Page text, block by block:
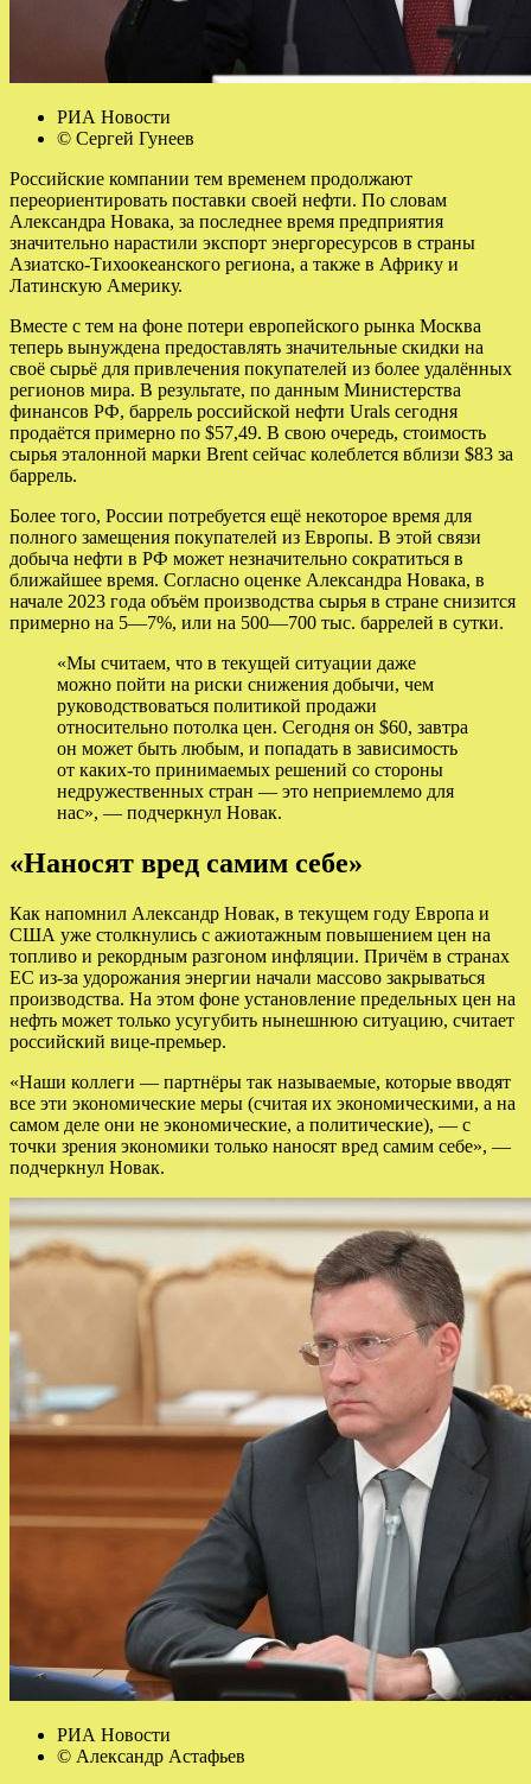
РИА Новости
© Сергей Гунеев
Российские компании тем временем продолжают
переориентировать поставки своей нефти. По словам
Александра Новака, за последнее время предприятия
значительно нарастили экспорт энергоресурсов в страны
Азиатско-Тихоокеанского региона, а также в Африку и
Латинскую Америку.
Вместе с тем на фоне потери европейского рынка Москва
теперь вынуждена предоставлять значительные скидки на
своё сырьё для привлечения покупателей из более удалённых
регионов мира. В результате, по данным Министерства
финансов РФ, баррель российской нефти Urals сегодня
продаётся примерно по $57,49. В свою очередь, стоимость
сырья эталонной марки Brent сейчас колеблется вблизи $83 за
баррель.
Более того, России потребуется ещё некоторое время для
полного замещения покупателей из Европы. В этой связи
добыча нефти в РФ может незначительно сократиться в
ближайшее время. Согласно оценке Александра Новака, в
начале 2023 года объём производства сырья в стране снизится
примерно на 5—7%, или на 500—700 тыс. баррелей в сутки.
«Мы считаем, что в текущей ситуации даже
можно пойти на риски снижения добычи, чем
руководствоваться политикой продажи
относительно потолка цен. Сегодня он $60, завтра
он может быть любым, и попадать в зависимость
от каких-то принимаемых решений со стороны
недружественных стран — это неприемлемо для
нас», — подчеркнул Новак.
«Наносят вред самим себе»
Как напомнил Александр Новак, в текущем году Европа и
США уже столкнулись с ажиотажным повышением цен на
топливо и рекордным разгоном инфляции. Причём в странах
ЕС из-за удорожания энергии начали массово закрываться
производства. На этом фоне установление предельных цен на
нефть может только усугубить нынешнюю ситуацию, считает
российский вице-премьер.
«Наши коллеги — партнёры так называемые, которые вводят
все эти экономические меры (считая их экономическими, а на
самом деле они не экономические, а политические), — с
точки зрения экономики только наносят вред самим себе», —
подчеркнул Новак.
РИА Новости
© Александр Астафьев